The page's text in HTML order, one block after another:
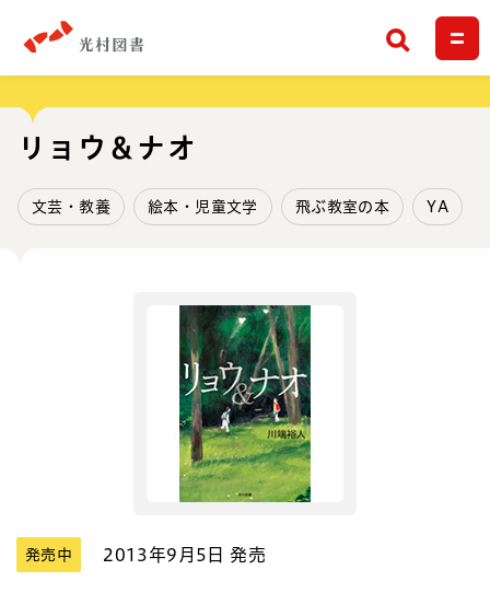
検索
リョウ＆ナオ
文芸・教養 絵本・児童文学 飛ぶ教室の本 YA
発売中 2013年9月5日 発売